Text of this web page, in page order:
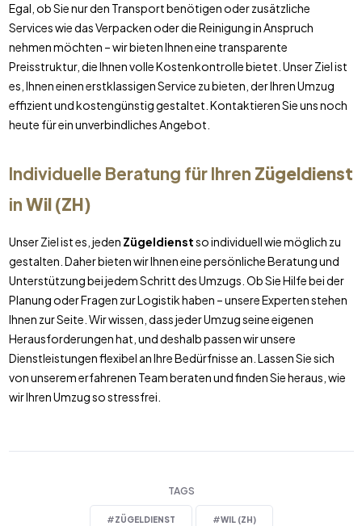
Egal, ob Sie nur den Transport benötigen oder zusätzliche
Services wie das Verpacken oder die Reinigung in Anspruch
nehmen möchten – wir bieten Ihnen eine transparente
Preisstruktur, die Ihnen volle Kostenkontrolle bietet. Unser Ziel ist
es, Ihnen einen erstklassigen Service zu bieten, der Ihren Umzug
effizient und kostengünstig gestaltet. Kontaktieren Sie uns noch
heute für ein unverbindliches Angebot.
Individuelle Beratung für Ihren Zügeldienst
inWil (ZH)
Unser Ziel ist es, jeden Zügeldienstso individuell wie möglich zu
gestalten. Daher bieten wir Ihnen eine persönliche Beratung und
Unterstützung bei jedem Schritt des Umzugs. Ob Sie Hilfe bei der
Planung oder Fragen zur Logistik haben – unsere Experten stehen
Ihnen zur Seite. Wir wissen, dass jeder Umzug seine eigenen
Herausforderungen hat, und deshalb passen wir unsere
Dienstleistungen flexibel an Ihre Bedürfnisse an. Lassen Sie sich
von unserem erfahrenen Team beraten und finden Sie heraus, wie
wir Ihren Umzug so stressfrei.
TAGS
#ZÜGELDIENST #WIL (ZH)